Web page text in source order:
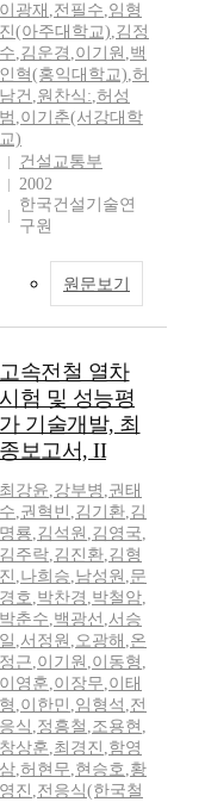
이광재 ,전필수,임형
진(아주대학교),김정
수,김운경 ,이기원 ,백
인혁(홍익대학교),허
남건 ,원찬식:,허성
범 ,이기춘(서강대학
교)
건설교통부
2002
한국건설기술연
구원
원문보기
고속전철 열차
시험 및 성능평
가 기술개발, 최
종보고서, II
최강윤,강부병 ,권태
수,권혁빈 ,김기환,김
명룡,김석원 ,김영국,
김주락,김진환,김형
진 ,나희승,남성원 ,문
경호,박찬경 ,박철암,
박춘수,백광선 ,서승
일 ,서정원 ,오광해 ,온
정근,이기원 ,이동형 ,
이영훈,이장무,이태
형 ,이한민 ,임형석 ,전
응식 ,정흥철 ,조용현 ,
창상훈,최경진 ,함영
삼,허현무,현승호,황
영진 ,전응식(한국철